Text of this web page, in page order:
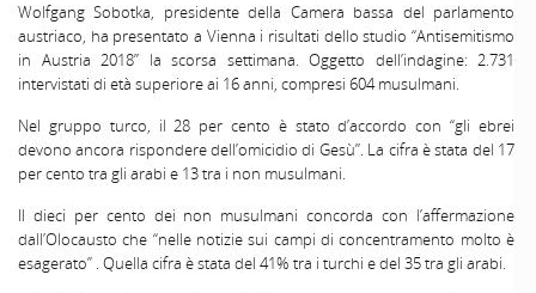
Wolfgang Sobotka, presidente della Camera bassa del parlamento
austriaco, ha presentato a Vienna i risultati dello studio “Antisemitismo
in Austria 2018” la scorsa settimana. Oggetto dell’indagine: 2.731
intervistati di età superiore ai 16 anni, compresi 604 musulmani.
Nel gruppo turco, il 28 per cento è stato d’accordo con “gli ebrei
devono ancora rispondere dell’omicidio di Gesù”. La cifra è stata del 17
per cento tra gli arabi e 13 tra i non musulmani.
Il dieci per cento dei non musulmani concorda con l’affermazione
dall’Olocausto che “nelle notizie sui campi di concentramento molto è
esagerato” . Quella cifra è stata del 41% tra i turchi e del 35 tra gli arabi.